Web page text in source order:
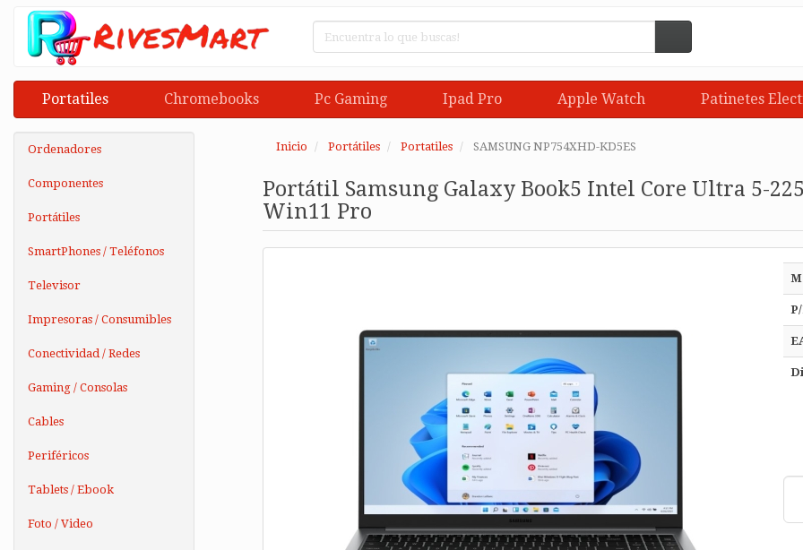
Portatiles Chromebooks Pc Gaming Ipad Pro Apple Watch Patinetes
Ordenadores
Componentes
Portátiles
SmartPhones / Teléfonos
Televisor
Impresoras / Consumibles
Conectividad / Redes
Gaming / Consolas
Cables
Periféricos
Tablets / Ebook
Foto / Video
Inicio Portátiles Portatiles SAMSUNG NP754XHD-KD5ES
Portátil Samsung Galaxy Book5 Intel Core Ultra 5-
Win11 Pro